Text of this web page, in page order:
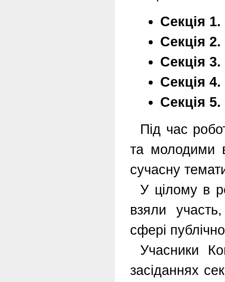
Секція
Секція 2.
Секція
Секція
Секція 5.
Під час
та молодими
сучасну
У цілому в
взяли
сфері
Учасники
засіданнях